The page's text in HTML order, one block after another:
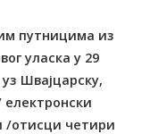
путницима из
уласка у 29
Швајцарску,
/отисци четири